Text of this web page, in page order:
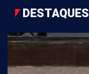
DESTAQUES